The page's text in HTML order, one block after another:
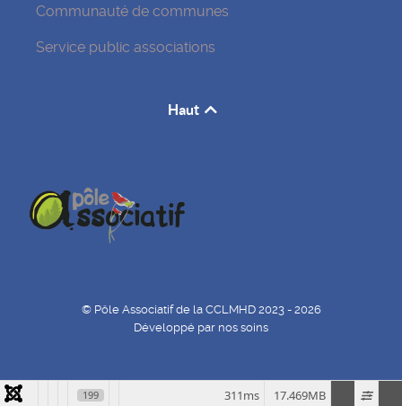
Communauté de communes
Service public associations
Haut
© Pôle Associatif de la CCLMHD 2023 - 2026
Développé par nos soins
199 17.469MB
311ms